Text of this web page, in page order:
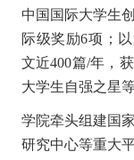
中国国际大学生
际级奖励6项；
文近400篇/年，
大学生自强之星
学院牵头组建国
研究中心等重大